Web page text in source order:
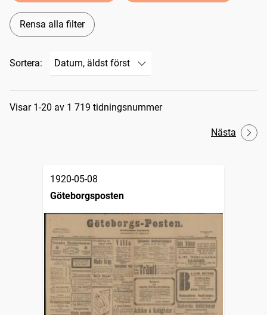
Rensa alla filter
Sortera:
Sökresultat
Visar 1-20 av 1 719 tidningsnummer
Nästa
1920-05-08
Göteborgsposten